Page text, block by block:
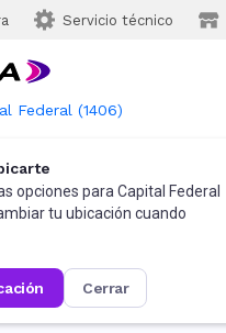
Servicio técnico
Federal (1406)
opciones para Capital Federal
tu ubicación cuando
cerrar